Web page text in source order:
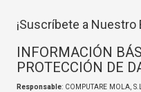
¡Suscríbete a Nuestro
INFORMACIÓN
PROTECCIÓN DE
Responsable: COMPUTARE MOLA,